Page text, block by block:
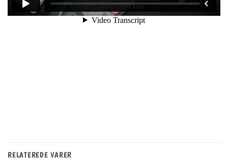
RELATEREDE VARER